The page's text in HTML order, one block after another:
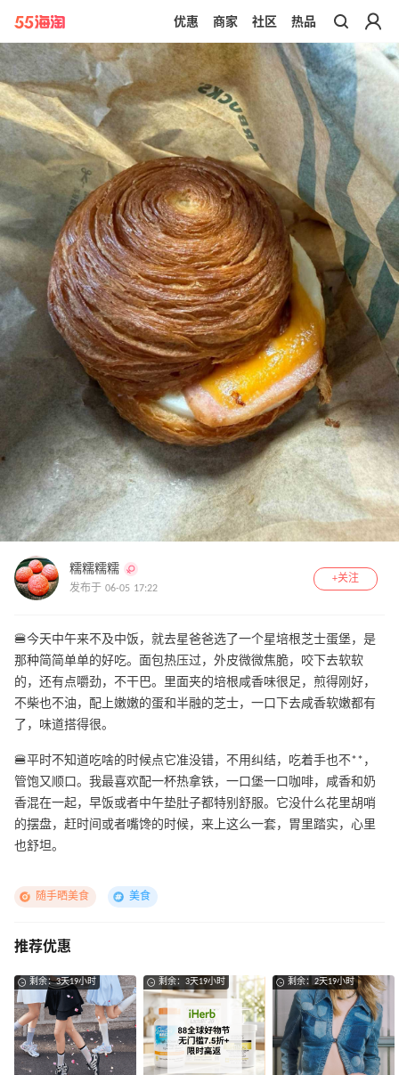
带你去官网买正品
优惠 商家 社区 热品
糯糯糯糯
发布于 06-05 17:22
+关注
🍔今天中午来不及中饭，就去星爸爸选了一个星培根芝士蛋堡，是
那种简简单单的好吃。面包热压过，外皮微微焦脆，咬下去软软
的，还有点嚼劲，不干巴。里面夹的培根咸香味很足，煎得刚好，
不柴也不油，配上嫩嫩的蛋和半融的芝士，一口下去咸香软嫩都有
了，味道搭得很。
🍔平时不知道吃啥的时候点它准没错，不用纠结，吃着手也不**，
管饱又顺口。我最喜欢配一杯热拿铁，一口堡一口咖啡，咸香和奶
香混在一起，早饭或者中午垫肚子都特别舒服。它没什么花里胡哨
的摆盘，赶时间或者嘴馋的时候，来上这么一套，胃里踏实，心里
也舒坦。
随手晒美食 美食
推荐优惠
剩余：3天19小时 剩余：3天19小时 剩余：2天19小时